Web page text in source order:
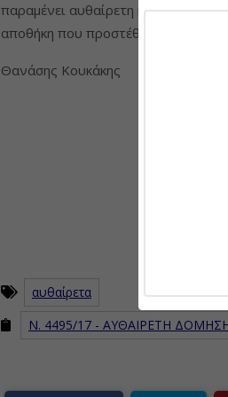
παραμένει αυθαίρετη κατασκευή,
αποθήκη που προστέθηκε χωρίς
Θανάσης Κουκάκης
αυθαίρετα
Ν. 4495/17 - ΑΥΘΑΙΡΕΤΗ